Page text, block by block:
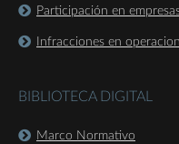
Participación en
Infracciones en
BIBLIOTECA DIGITAL
Marco Normativo